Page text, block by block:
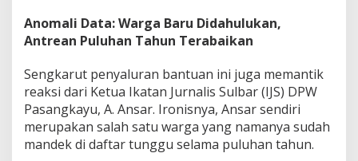
Anomali Data: Warga Baru Didahulukan,
Antrean Puluhan Tahun Terabaikan
Sengkarut penyaluran bantuan ini juga memantik
reaksi dari Ketua Ikatan Jurnalis Sulbar (IJS) DPW
Pasangkayu, A. Ansar. Ironisnya, Ansar sendiri
merupakan salah satu warga yang namanya sudah
mandek di daftar tunggu selama puluhan tahun.